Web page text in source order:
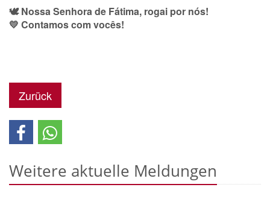
🕊️ Nossa Senhora de Fátima, rogai por nós!
💛 Contamos com vocês!
Zurück
Weitere aktuelle Meldungen